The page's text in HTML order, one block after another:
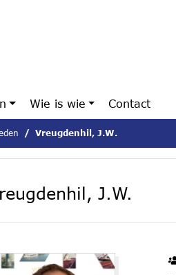
Wie is wie Contact
Vreugdenhil, J.W.
J.W.